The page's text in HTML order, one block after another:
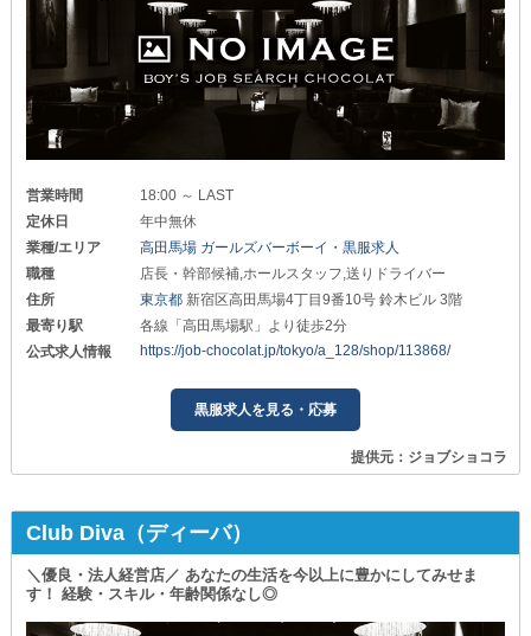
営業時間
18:00 ～ LAST
定休日
年中無休
業種/エリア
高田馬場 ガールズバーボーイ・黒服求人
職種
店長・幹部候補,ホールスタッフ,送りドライバー
住所
東京都 新宿区高田馬場4丁目9番10号 鈴木ビル 3階
最寄り駅
各線「高田馬場駅」より徒歩2分
公式求人情報
https://job-chocolat.jp/tokyo/a_128/shop/113868/
黒服求人を見る・応募
提供元：ジョブショコラ
Club Diva（ディーバ）
＼優良・法人経営店／ あなたの生活を今以上に豊かにしてみせま
す！ 経験・スキル・年齢関係なし◎